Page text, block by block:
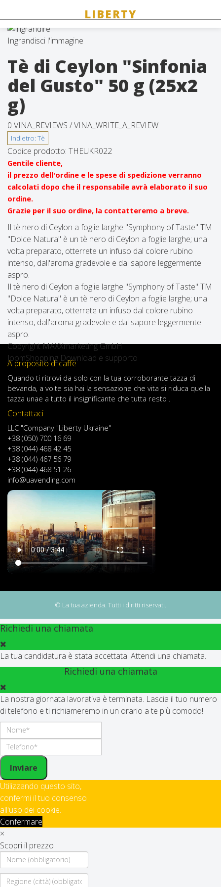
Ingrandisci l'immagine
Tè di Ceylon "Sinfonia
del Gusto" 50 g (25x2
g)
0 VINA_REVIEWS /VINA_WRITE_A_REVIEW
Codice prodotto: THEUKR022
Gentile cliente,
il prezzo dell'ordine e le spese di spedizione verranno
calcolati dopo che il responsabile avrà elaborato il suo
ordine.
Grazie per il suo ordine, la contatteremo a breve.
Il tè nero di Ceylon a foglie larghe "Symphony of Taste" TM
"Dolce Natura" è un tè nero di Ceylon a foglie larghe; una
volta preparato, otterrete un infuso dal colore rubino
intenso, dall'aroma gradevole e dal sapore leggermente
aspro.
Il tè nero di Ceylon a foglie larghe "Symphony of Taste" TM
"Dolce Natura" è un tè nero di Ceylon a foglie larghe; una
volta preparato, otterrete un infuso dal colore rubino
intenso, dall'aroma gradevole e dal sapore leggermente
aspro.
Copyright MAXXmarketing GmbH
JoomShopping Download e supporto
A proposito di caffè
Quando ti ritrovi da solo con la tua corroborante tazza di
bevanda, a volte sia hai la sensazione che vita si riduca quella
tazza unae a tutto il insignificante che tutta resto .
Contattaci
LLC "Company "Liberty Ukraine"
+38 (050) 700 16 69
+38 (044) 468 42 45
+38 (044) 467 56 79
+38 (044) 468 51 26
info@uavending.com
© La tua azienda. Tutti i diritti riservati.
Richiedi una chiamata
La tua candidatura è stata accettata. Attendi una chiamata.
Richiedi una chiamata
La nostra giornata lavorativa è terminata. Lascia il tuo numero
di telefono e ti richiameremo in un orario a te più comodo!
Inviare
Utilizzando questo sito,
confermi il tuo consenso
all'uso dei cookie.
Confermare
×
Scopri il prezzo